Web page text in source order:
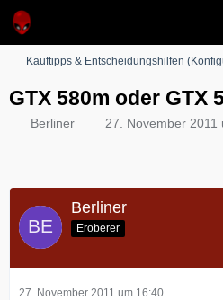
Kauftipps & Entscheidungshilfen
GTX 580m oder GTX
Berliner 27. November 2011
Berliner
Eroberer
27. November 2011 um 16:40